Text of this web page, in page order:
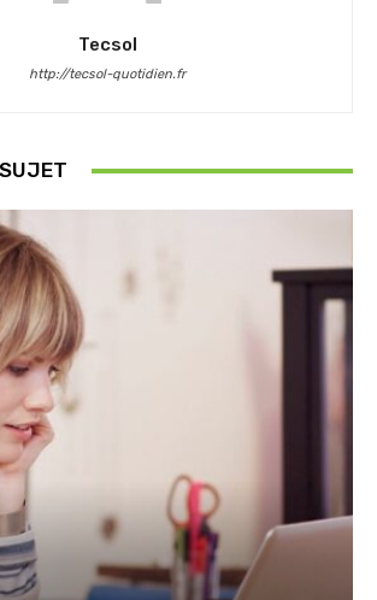
Tecsol
http://tecsol-quotidien.fr